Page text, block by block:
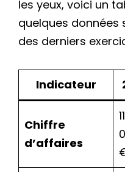
les yeux, voici un
quelques données
des derniers
Indicateur
Chiffre
d’affaires